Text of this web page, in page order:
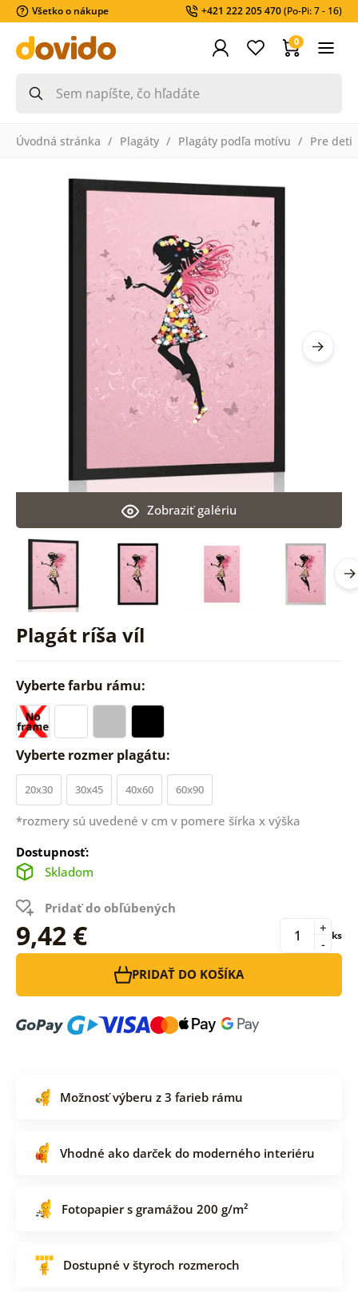
Všetko o nákupe +421 222 205 470(Po-Pi: 7 - 16)
0
Úvodná stránka Plagáty Plagáty podľa motívu Pre deti
Plagát ríša víl
Zobraziť galériu
Vyberte farbu rámu:
Vyberte rozmer plagátu:
20x30 30x45 40x60 60x90
*rozmery sú uvedené v cm v pomere šírka x výška
Dostupnosť:
Skladom
Pridať do obľúbených
9,42 € -
+ ks
PRIDAŤ DO KOŠÍKA
Možnosť výberu z 3 farieb rámu
Vhodné ako darček do moderného interiéru
Fotopapier s gramážou 200 g/m²
Dostupné v štyroch rozmeroch